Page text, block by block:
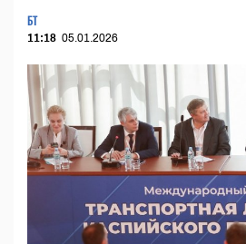
БТ
11:18 05.01.2026